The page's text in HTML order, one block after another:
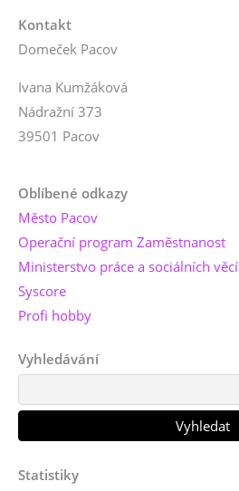
Kontakt
Domeček Pacov
Ivana Kumžáková
Nádražní 373
39501 Pacov
Oblíbené odkazy
Město Pacov
Operační program Zaměstnanost
Ministerstvo práce a sociálních věcí
Syscore
Profi hobby
Vyhledávání
Statistiky